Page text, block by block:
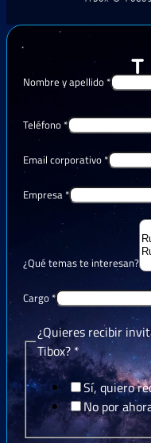
Nombre y apellido *
Teléfono *
Email corporativo *
Empresa *
¿Qué temas te interesan?
Cargo *
¿Quieres recibir
Tibox?*
Sí, quiero
No por